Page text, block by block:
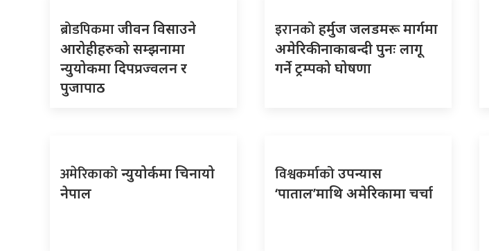
ब्रोडपिकमाजीवन विसाउने
आरोहीहरुको सम्झनामा
न्युयोकमा दिपप्रज्वलन र
पुजापाठ
इरानकोहर्मुज जलडमरू मार्गमा
अमेरिकी नाकाबन्दी पुनः लागू
गर्ने ट्रम्पको घोषणा
अमेरिकाकोन्युयोर्कमा चिनायो
नेपाल
विश्वकर्माकोउपन्यास
‘पाताल’माथि अमेरिकामा चर्चा